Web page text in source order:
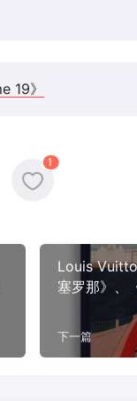
19》
1
Louis
塞罗那》、
下一篇